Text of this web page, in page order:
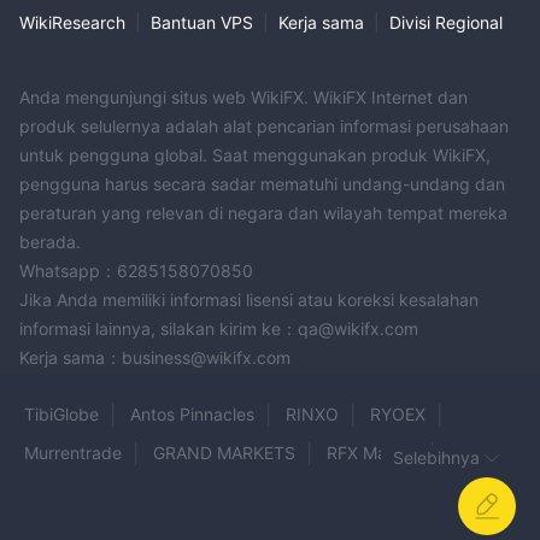
perdagangan dengan frekuensi tinggi.
menengah. Sambil menawarkan kondisi perdagangan yang
kompetitif, termasuk akses ke berbagai pasar dan alat
perdagangan,akun Standar mengenakan tingkat komisi
$5 per lot yang diperdagangkan.Pilihan ini cocok untuk
trader yang lebih memilih pendekatan yang sederhana dalam
perdagangan tanpa kompleksitas tingkat VIP.
Komisi
Primus Capital menawarkan struktur komisi yang berbeda di
berbagai jenis akunnya untuk memenuhi kebutuhan dan
Akun VIP: Trader dengan akun VIP mendapatkan tingkat komisi
$2 per lotyang diperdagangkan. Tingkat komisi ini relatif
rendah, sehingga cocok untuk trader dengan volume tinggi
yang melakukan aktivitas perdagangan secara sering dan ingin
WikiResearch Bantuan VPS Kerja sama Divisi Regional
Anda mengunjungi situs web WikiFX. WikiFX Internet dan
produk selulernya adalah alat pencarian informasi perusahaan
untuk pengguna global. Saat menggunakan produk WikiFX,
pengguna harus secara sadar mematuhi undang-undang dan
peraturan yang relevan di negara dan wilayah tempat mereka
berada.
Whatsapp：6285158070850
Jika Anda memiliki informasi lisensi atau koreksi kesalahan
informasi lainnya, silakan kirim ke：qa@wikifx.com
Kerja sama：business@wikifx.com
TibiGlobe Antos Pinnacles RINXO
RYOEX
Murrentrade
GRAND MARKETS
RFX MarketSelebihnya